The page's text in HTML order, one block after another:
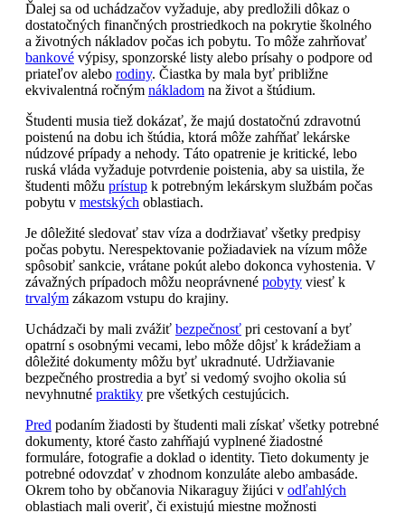
Ďalej sa od uchádzačov vyžaduje, aby predložili dôkaz o
dostatočných finančných prostriedkoch na pokrytie školného
a životných nákladov počas ich pobytu. To môže zahrňovať
bankové výpisy, sponzorské listy alebo prísahy o podpore od
priateľov alebo rodiny. Čiastka by mala byť približne
ekvivalentná ročným nákladom na život a štúdium.
Študenti musia tiež dokázať, že majú dostatočnú zdravotnú
poistenú na dobu ich štúdia, ktorá môže zahŕňať lekárske
núdzové prípady a nehody. Táto opatrenie je kritické, lebo
ruská vláda vyžaduje potvrdenie poistenia, aby sa uistila, že
študenti môžu prístup k potrebným lekárskym službám počas
pobytu v mestských oblastiach.
Je dôležité sledovať stav víza a dodržiavať všetky predpisy
počas pobytu. Nerespektovanie požiadaviek na vízum môže
spôsobiť sankcie, vrátane pokút alebo dokonca vyhostenia. V
závažných prípadoch môžu neoprávnené pobyty viesť k
trvalým zákazom vstupu do krajiny.
Uchádzači by mali zvážiť bezpečnosť pri cestovaní a byť
opatrní s osobnými vecami, lebo môže dôjsť k krádežiam a
dôležité dokumenty môžu byť ukradnuté. Udržiavanie
bezpečného prostredia a byť si vedomý svojho okolia sú
nevyhnutné praktiky pre všetkých cestujúcich.
Pred podaním žiadosti by študenti mali získať všetky potrebné
dokumenty, ktoré často zahŕňajú vyplnené žiadostné
formuláre, fotografie a doklad o identity. Tieto dokumenty je
potrebné odovzdať v zhodnom konzuláte alebo ambasáde.
Okrem toho by občanovia Nikaraguy žijúci v odľahlých
oblastiach mali overiť, či existujú miestne možnosti